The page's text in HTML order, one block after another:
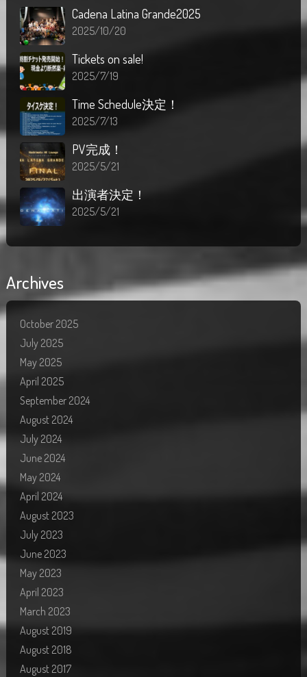
Cadena Latina Grande2025
2025/10/20
Tickets on sale!
2025/7/19
Time Schedule決定！
2025/7/13
PV完成！
2025/5/21
出演者決定！
2025/5/21
Archives
October 2025
July 2025
May 2025
April 2025
September 2024
August 2024
July 2024
June 2024
May 2024
April 2024
August 2023
July 2023
June 2023
May 2023
April 2023
March 2023
August 2019
August 2018
August 2017